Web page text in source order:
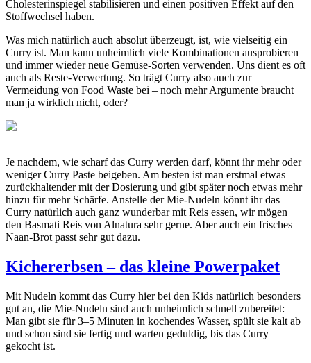
Cholesterinspiegel stabilisieren und einen positiven Effekt auf den
Stoffwechsel haben.
Was mich natürlich auch absolut überzeugt, ist, wie vielseitig ein
Curry ist. Man kann unheimlich viele Kombinationen ausprobieren
und immer wieder neue Gemüse-Sorten verwenden. Uns dient es oft
auch als Reste-Verwertung. So trägt Curry also auch zur
Vermeidung von Food Waste bei – noch mehr Argumente braucht
man ja wirklich nicht, oder?
Je nachdem, wie scharf das Curry werden darf, könnt ihr mehr oder
weniger Curry Paste beigeben. Am besten ist man erstmal etwas
zurückhaltender mit der Dosierung und gibt später noch etwas mehr
hinzu für mehr Schärfe. Anstelle der Mie-Nudeln könnt ihr das
Curry natürlich auch ganz wunderbar mit Reis essen, wir mögen
den Basmati Reis von Alnatura sehr gerne. Aber auch ein frisches
Naan-Brot passt sehr gut dazu.
Kichererbsen – das kleine Powerpaket
Mit Nudeln kommt das Curry hier bei den Kids natürlich besonders
gut an, die Mie-Nudeln sind auch unheimlich schnell zubereitet:
Man gibt sie für 3–5 Minuten in kochendes Wasser, spült sie kalt ab
und schon sind sie fertig und warten geduldig, bis das Curry
gekocht ist.